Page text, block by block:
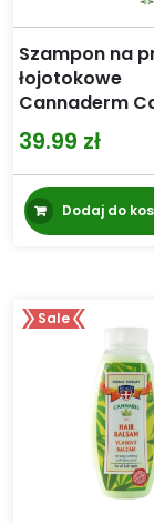
Szampon na
łojotokowe
Cannaderm
39.99 zł
Dodaj do
Sale